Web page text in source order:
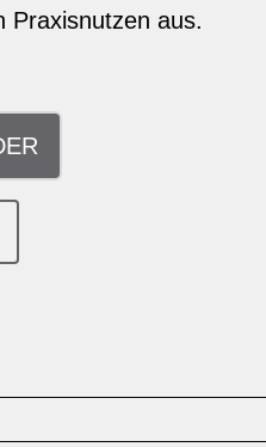
Praxisnutzen aus.